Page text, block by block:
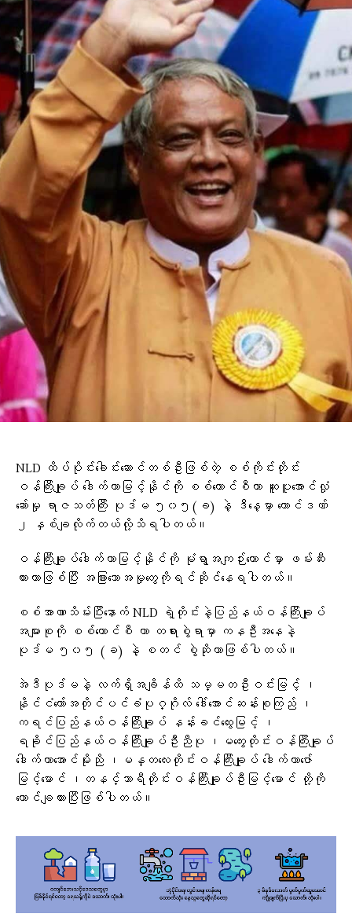
NLD ထိပ်ပိုင်းခေါင်းဆောင်တစ်ဦးဖြစ်တဲ့ စစ်ကိုင်းတိုင်း
ဝန်ကြီးချုပ် ဒေါက်တာမြင့်နိုင်ကို စစ်ကောင်စီဟာ ဆူပူအောင်လှုံ
ဆော်မှု ရာဇသတ်ကြီး ပုဒ်မ ၅၀၅(ခ) နဲ့ ဒီနေ့မှာ ထောင်ဒဏ်
၂ နှစ်ချလိုက်တယ်လို့သိရပါတယ်။
ဝန်ကြီးချုပ်ဒေါက်တာမြင့်နိုင်ကို မုံရွာအကျဉ်းထောင်မှာ ဖမ်းဆီး
ထားတာဖြစ်ပြီး အခြားသောအမှုတွေကိုရင်ဆိုင်နေရပါတယ်။
စစ်အာဏာသိမ်းပြီးနောက် NLD ရဲ့တိုင်းနဲ့ပြည်နယ်ဝန်ကြီးချုပ်
အများစုကို စစ်ကောင်စီ ဟာ တရားစွဲရာမှာ ကနဦးအနေနဲ့
ပုဒ်မ ၅၀၅ (ခ) နဲ့ စတင် စွဲဆိုတာဖြစ်ပါတယ်။
အဲဒီပုဒ်မနဲ့ လက်ရှိအချိန်ထိ သမ္မတဦးဝင်းမြင့် ၊
နိုင်ငံတော်အတိုင်ပင်ခံပုဂ္ဂိုလ် ဒေါ်အောင်ဆန်းစုကြည် ၊
ကရင်ပြည်နယ်ဝန်ကြီးချုပ် နန်းခင်ထွေးမြင့် ၊
ရခိုင်ပြည်နယ်ဝန်ကြီးချုပ်ဦးညီပု ၊မကွေးတိုင်းဝန်ကြီးချုပ်
ဒေါက်တာအောင်မိုးညို ၊မန္တလေးတိုင်းဝန်ကြီးချုပ် ဒေါက်တာဇော်
မြင့်မောင် ၊တနင်္သာရီတိုင်းဝန်ကြီးချုပ်ဦးမြင့်မောင် တို့ကို
ထောင်ချထားပြီးဖြစ်ပါတယ်။